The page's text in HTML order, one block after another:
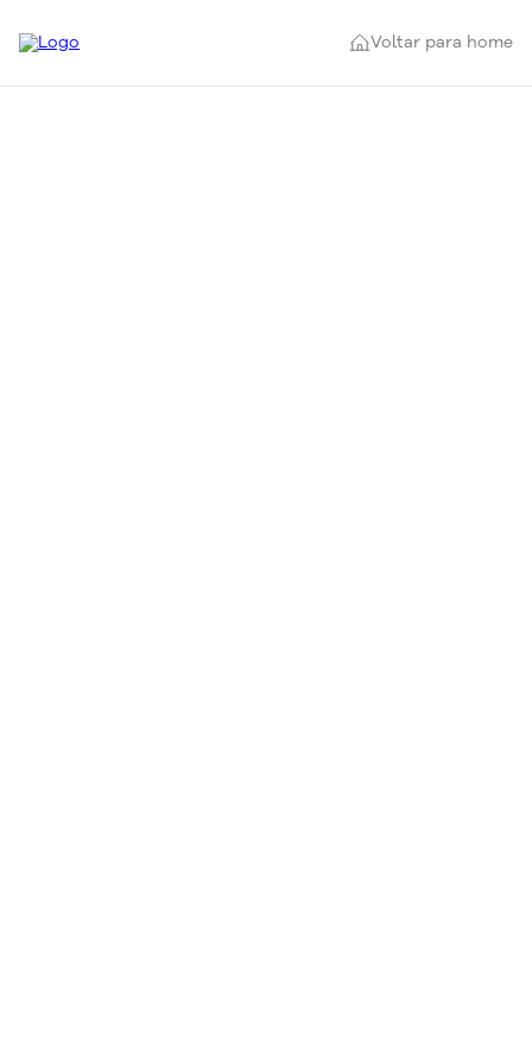
Voltar para home